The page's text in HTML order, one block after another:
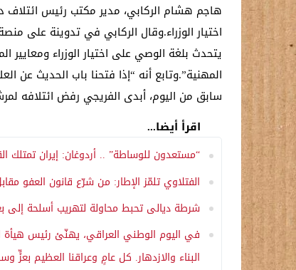
هاجم هشام الركابي، مدير مكتب رئيس ائتلاف
اختيار الوزراء.وقال الركابي في تدوينة على
يتحدث بلغة الوصي على اختيار الوزراء
المهنية”.وتابع أنه “إذا فتحنا باب الحديث
سابق من اليوم، أبدى الفريجي رفض ائتلافه
اقرأ أيضا...
“مستعدون للوساطة” .. أردوغان: إيران تمتلك
الفتلاوي تلمّز الإطار: من شرّع قانون العفو
شرطة ديالى تحبط محاولة لتهريب أسلحة إلى
في اليوم الوطني العراقي، يهنّئ رئيس هيأة
البناء والازدهار. كل عامٍ وعراقنا العظيم بعزٍّ